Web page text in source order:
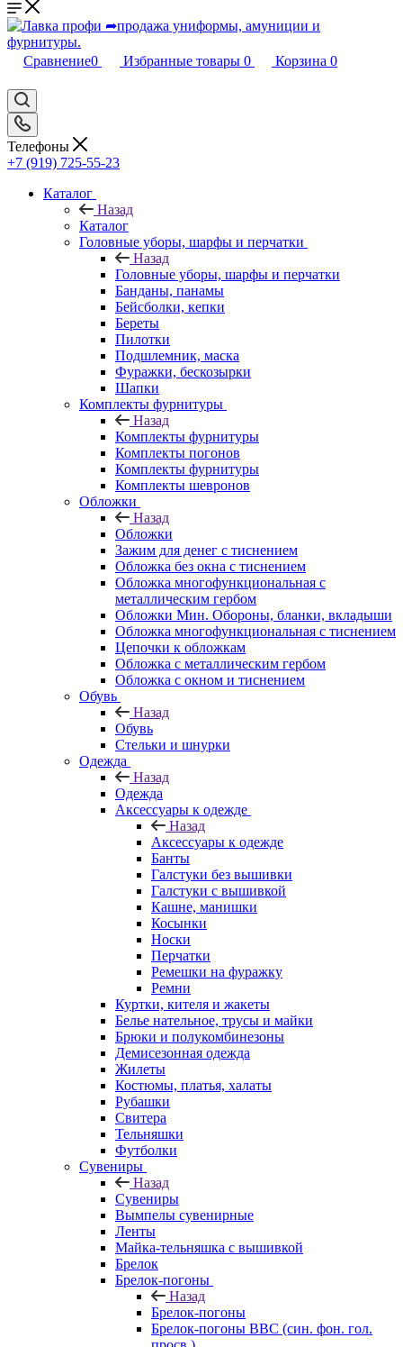
Сравнение0 Избранные товары 0 Корзина 0
Телефоны
+7 (919) 725-55-23
Каталог
Назад
Каталог
Головные уборы, шарфы и перчатки
Назад
Головные уборы, шарфы и перчатки
Банданы, панамы
Бейсболки, кепки
Береты
Пилотки
Подшлемник, маска
Фуражки, бескозырки
Шапки
Комплекты фурнитуры
Назад
Комплекты фурнитуры
Комплекты погонов
Комплекты фурнитуры
Комплекты шевронов
Обложки
Назад
Обложки
Зажим для денег с тиснением
Обложка без окна с тиснением
Обложка многофункциональная с
металлическим гербом
Обложки Мин. Обороны, бланки, вкладыши
Обложка многофункциональная с тиснением
Цепочки к обложкам
Обложка с металлическим гербом
Обложка с окном и тиснением
Обувь
Назад
Обувь
Стельки и шнурки
Одежда
Назад
Одежда
Аксессуары к одежде
Назад
Аксессуары к одежде
Банты
Галстуки без вышивки
Галстуки с вышивкой
Кашне, манишки
Косынки
Носки
Перчатки
Ремешки на фуражку
Ремни
Куртки, кителя и жакеты
Белье нательное, трусы и майки
Брюки и полукомбинезоны
Демисезонная одежда
Жилеты
Костюмы, платья, халаты
Рубашки
Свитера
Тельняшки
Футболки
Сувениры
Назад
Сувениры
Вымпелы сувенирные
Ленты
Майка-тельняшка с вышивкой
Брелок
Брелок-погоны
Назад
Брелок-погоны
Брелок-погоны ВВС (син. фон. гол.